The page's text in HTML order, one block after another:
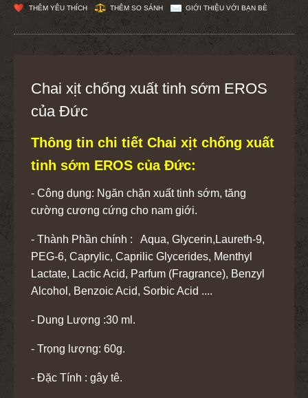
THÊM YÊU THÍCH THÊM SO SÁNH GIỚI THIỆU VỚI BẠN BÈ
Chai xịt chống xuất tinh sớm EROS
của Đức
Thông tin chi tiết Chai xịt chống xuất
tinh sớm EROS của Đức:
- Công dụng: Ngăn chặn xuất tinh sớm, tăng
cường cương cứng cho nam giới.
- Thành Phần chính : Aqua, Glycerin,Laureth-9,
PEG-6, Caprylic, Caprilic Glycerides, Menthyl
Lactate, Lactic Acid, Parfum (Fragrance), Benzyl
Alcohol, Benzoic Acid, Sorbic Acid ....
- Dung Lượng :30 ml.
- Trọng lượng: 60g.
- Đặc Tính : gây tê.